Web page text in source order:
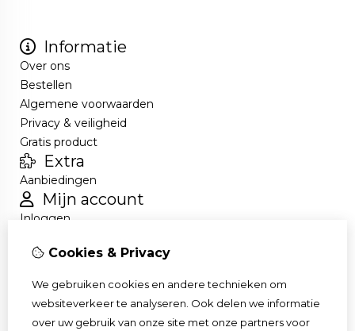
Informatie
Over ons
Bestellen
Algemene voorwaarden
Privacy & veiligheid
Gratis product
Extra
Aanbiedingen
Mijn account
Inloggen
Nieuwsbrief
Klantenservice
Contact
Cookies & Privacy
We gebruiken cookies en andere technieken om
websiteverkeer te analyseren. Ook delen we informatie
over uw gebruik van onze site met onze partners voor